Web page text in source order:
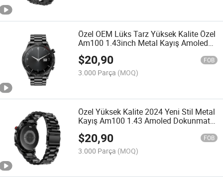
Özel OEM Lüks Tarz Yüksek Kalite Özel
Am100 1.43inch Metal Kayış Amoled
Bluetooth Arama Erkek Hediye Saat
Akıllı Saatler Bilezik Bileklik
$20,90 FOB
3.000 Parça (MOQ)
Özel Yüksek Kalite 2024 Yeni Stil Metal
Kayış Am100 1.43 Amoled Dokunmatik
Cihazlar Metal Kayış Akıllı Saat
$20,90 FOB
3.000 Parça (MOQ)